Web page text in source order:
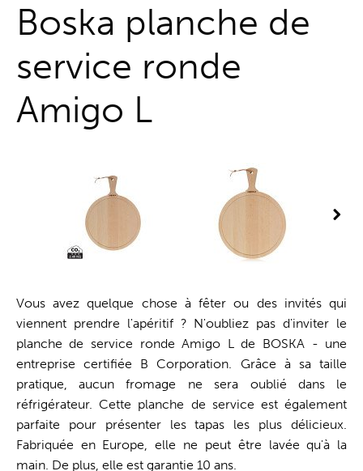
Boska planche de
service ronde
Amigo L
Vous avez quelque chose à fêter ou des invités qui
viennent prendre l'apéritif ? N'oubliez pas d'inviter le
planche de service ronde Amigo L de BOSKA - une
entreprise certifiée B Corporation. Grâce à sa taille
pratique, aucun fromage ne sera oublié dans le
réfrigérateur. Cette planche de service est également
parfaite pour présenter les tapas les plus délicieux.
Fabriquée en Europe, elle ne peut être lavée qu'à la
main. De plus, elle est garantie 10 ans.